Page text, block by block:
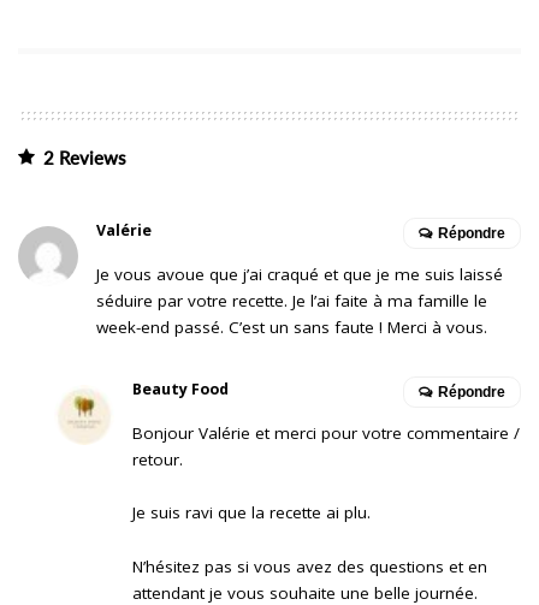
2 Reviews
Valérie
Je vous avoue que j’ai craqué et que je me suis laissé
séduire par votre recette. Je l’ai faite à ma famille le
week-end passé. C’est un sans faute ! Merci à vous.
Répondre
Beauty Food
Bonjour Valérie et merci pour votre commentaire /
retour.
Je suis ravi que la recette ai plu.
N’hésitez pas si vous avez des questions et en
attendant je vous souhaite une belle journée.
Répondre